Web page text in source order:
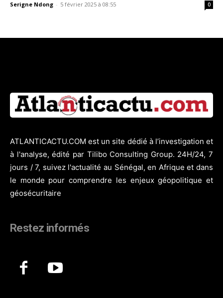
Serigne Ndong - 5 février 2025 à 08:55 0
ATLANTICACTU.COM est un site dédié à l’investigation et
à l'analyse, édité par Tilibo Consulting Group. 24H/24, 7
jours / 7, suivez l'actualité au Sénégal, en Afrique et dans
le monde pour comprendre les enjeux géopolitique et
géosécuritaire
Restez informés